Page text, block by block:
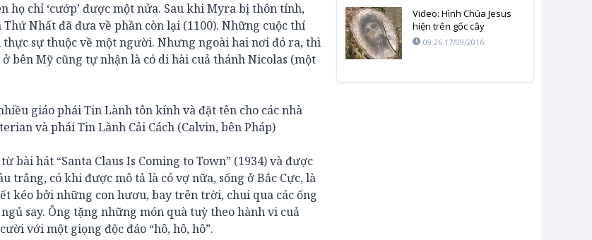
họ chỉ ‘cướp’ được một nửa. Sau khi Myra bị thôn tính,
Nhất đã đưa về phần còn lại (1100). Những cuộc thí
sự thuộc về một người. Nhưng ngoài hai nơi đó ra, thì
bên Mỹ cũng tự nhận là có di hài cuả thánh Nicolas (một
giáo phái Tin Lành tôn kính và đặt tên cho các nhà
và phái Tin Lành Cải Cách (Calvin, bên Pháp)
bài hát “Santa Claus Is Coming to Town” (1934) và được
có khi được mô tả là có vợ nữa, sống ở Bắc Cực, là
kéo bởi những con hươu, bay trên trời, chui qua các ống
say. Ông tặng những món quà tuỳ theo hành vi cuả
với một giọng độc đáo “hô, hô, hô”.
Video: Hình Chúa Jesus
hiện trên gốc cây
09:26 17/09/2016